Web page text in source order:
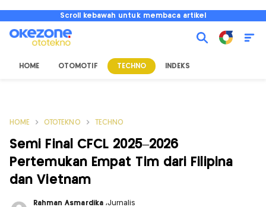
Scroll kebawah untuk membaca artikel
HOME OTOMOTIF TECHNO INDEKS
HOME OTOTEKNO TECHNO
Semi Final CFCL 2025–2026
Pertemukan Empat Tim dari Filipina
dan Vietnam
Rahman Asmardika ,Jurnalis